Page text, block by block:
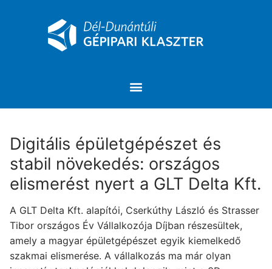
Digitális épületgépészet és
stabil növekedés: országos
elismerést nyert a GLT Delta Kft.
A GLT Delta Kft. alapítói, Cserkúthy László és Strasser
Tibor országos Év Vállalkozója Díjban részesültek,
amely a magyar épületgépészet egyik kiemelkedő
szakmai elismerése. A vállalkozás ma már olyan